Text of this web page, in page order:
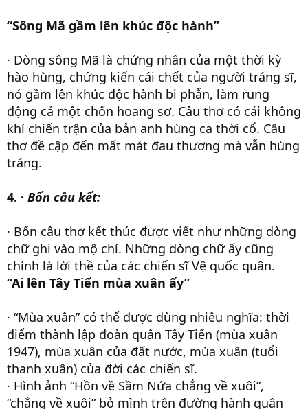
“Sông Mã gầm lên khúc độc hành”
· Dòng sông Mã là chứng nhân của một thời kỳ
hào hùng, chứng kiến cái chết của người tráng sĩ,
nó gầm lên khúc độc hành bi phẫn, làm rung
động cả một chốn hoang sơ. Câu thơ có cái không
khí chiến trận của bản anh hùng ca thời cổ. Câu
thơ đề cập đến mất mát đau thương mà vẫn hùng
tráng.
4. · Bốn câu kết:
· Bốn câu thơ kết thúc được viết như những dòng
chữ ghi vào mộ chí. Những dòng chữ ấy cũng
chính là lời thề của các chiến sĩ Vệ quốc quân.
“Ai lên Tây Tiến mùa xuân ấy”
· “Mùa xuân” có thể được dùng nhiều nghĩa: thời
điểm thành lập đoàn quân Tây Tiến (mùa xuân
1947), mùa xuân của đất nước, mùa xuân (tuổi
thanh xuân) của đời các chiến sĩ.
· Hình ảnh “Hồn về Sầm Nứa chẳng về xuôi”,
“chẳng về xuôi” bỏ mình trên đường hành quân